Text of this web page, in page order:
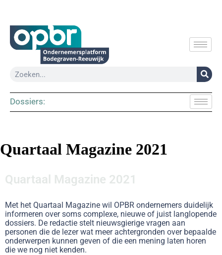
Dossiers:
Quartaal Magazine 2021
Quartaal Magazine 2021
Met het Quartaal Magazine wil OPBR ondernemers duidelijk
informeren over soms complexe, nieuwe of juist langlopende
dossiers. De redactie stelt nieuwsgierige vragen aan
personen die de lezer wat meer achtergronden over bepaalde
onderwerpen kunnen geven of die een mening laten horen
die we nog niet kenden.